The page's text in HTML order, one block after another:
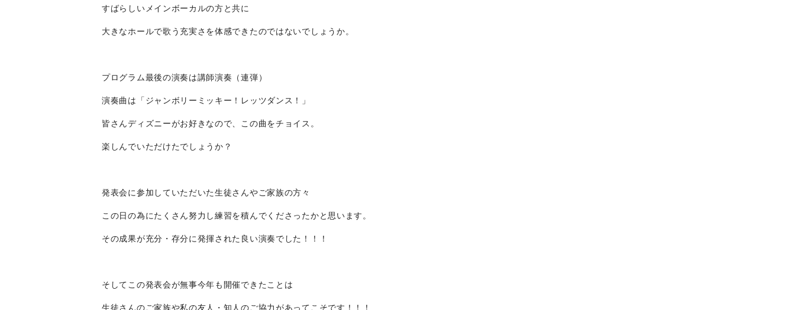
すばらしいメインボーカルの方と共に
大きなホールで歌う充実さを体感できたのではないでしょうか。
プログラム最後の演奏は講師演奏（連弾）
演奏曲は「ジャンボリーミッキー！レッツダンス！」
皆さんディズニーがお好きなので、この曲をチョイス。
楽しんでいただけたでしょうか？
発表会に参加していただいた生徒さんやご家族の方々
この日の為にたくさん努力し練習を積んでくださったかと思います。
その成果が充分・存分に発揮された良い演奏でした！！！
そしてこの発表会が無事今年も開催できたことは
生徒さんのご家族や私の友人・知人のご協力があってこそです！！！